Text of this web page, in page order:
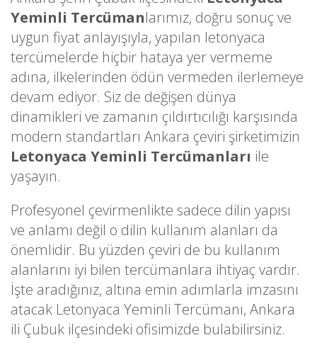
Yeminli Tercümanlarımız, doğru sonuç ve
uygun fiyat anlayışıyla, yapılan letonyaca
tercümelerde hiçbir hataya yer vermeme
adına, ilkelerinden ödün vermeden ilerlemeye
devam ediyor. Siz de değişen dünya
dinamikleri ve zamanın çıldırtıcılığı karşısında
modern standartları Ankara çeviri şirketimizin
Letonyaca Yeminli Tercümanları ile
yaşayın.
Profesyonel çevirmenlikte sadece dilin yapısı
ve anlamı değil o dilin kullanım alanları da
önemlidir. Bu yüzden çeviri de bu kullanım
alanlarını iyi bilen tercümanlara ihtiyaç vardır.
İşte aradığınız, altına emin adımlarla imzasını
atacak Letonyaca Yeminli Tercümanı, Ankara
ili Çubuk ilçesindeki ofisimizde bulabilirsiniz.